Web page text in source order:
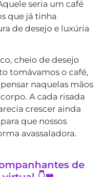
seria um café
que já tinha
de desejo e luxúria
cheio de desejo
tomávamos o café,
naquelas mãos
A cada risada
crescer ainda
que nossos
avassaladora.
de